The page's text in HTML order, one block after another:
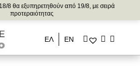
8 θα εξυπηρετηθούν από 19/8, με σειρά
προτεραιότητας
ΕΛ ΕΝ